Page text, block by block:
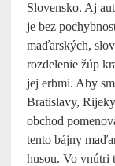
Slovensko. Aj
je bez
maďarských,
rozdelenie žúp
jej erbmi. Aby
Bratislavy,
obchod
tento bájny
husou. Vo vnútri